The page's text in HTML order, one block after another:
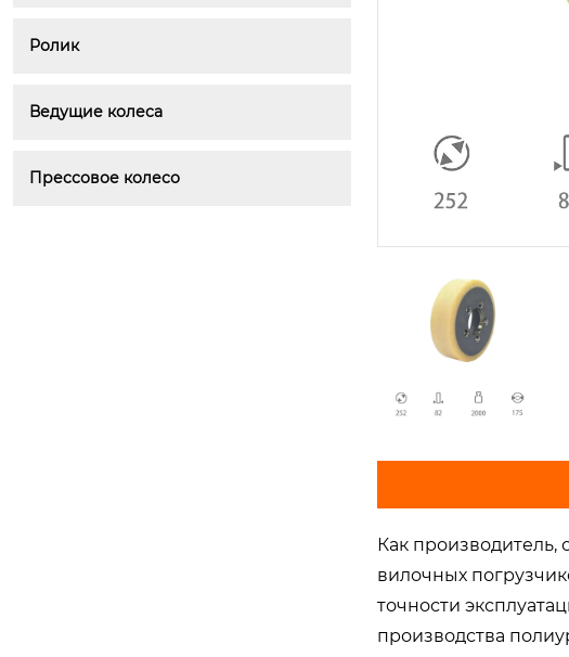
Ролик
Ведущие колеса
Прессовое колесо
Как
вилочных
точности
производства